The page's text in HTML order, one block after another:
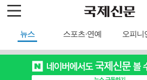
뉴스 스포츠·연예 오피니